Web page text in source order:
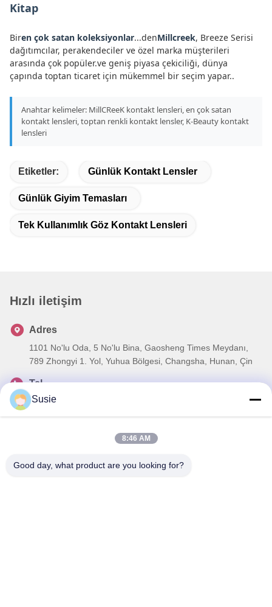
Kitap
Biren çok satan koleksiyonlar...denMillcreek, Breeze Serisi
dağıtımcılar, perakendeciler ve özel marka müşterileri
arasında çok popüler.ve geniş piyasa çekiciliği, dünya
çapında toptan ticaret için mükemmel bir seçim yapar..
Anahtar kelimeler: MillCReeK kontakt lensleri, en çok satan
kontakt lensleri, toptan renkli kontakt lensler, K-Beauty kontakt
lensleri
Etiketler: Günlük Kontakt Lensler
Günlük Giyim Temasları
Tek Kullanımlık Göz Kontakt Lensleri
Hızlı iletişim
Adres
1101 No'lu Oda, 5 No'lu Bina, Gaosheng Times Meydanı,
789 Zhongyi 1. Yol, Yuhua Bölgesi, Changsha, Hunan, Çin
Tel
86-19311600083
sales01@millcreeklenses.com
Susie
8:46 AM
Good day, what product are you looking for?